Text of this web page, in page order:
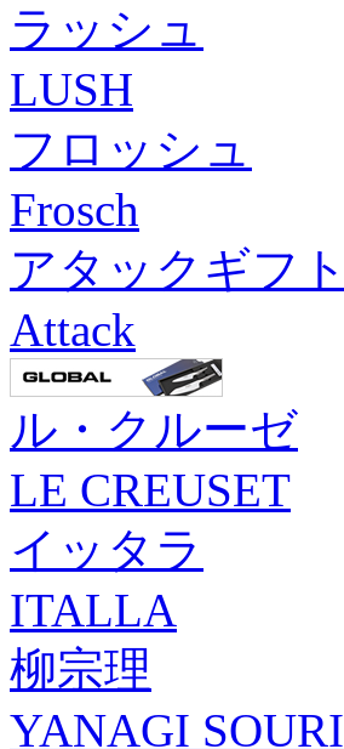
ラッシュ
LUSH
フロッシュ
Frosch
アタックギフト
Attack
ル・クルーゼ
LE CREUSET
イッタラ
ITALLA
柳宗理
YANAGI SOURI